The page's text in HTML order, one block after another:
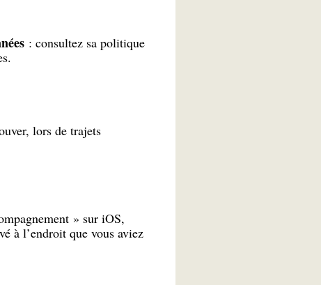
: consultez sa politique
lors de trajets
» sur iOS,
à l’endroit que vous aviez